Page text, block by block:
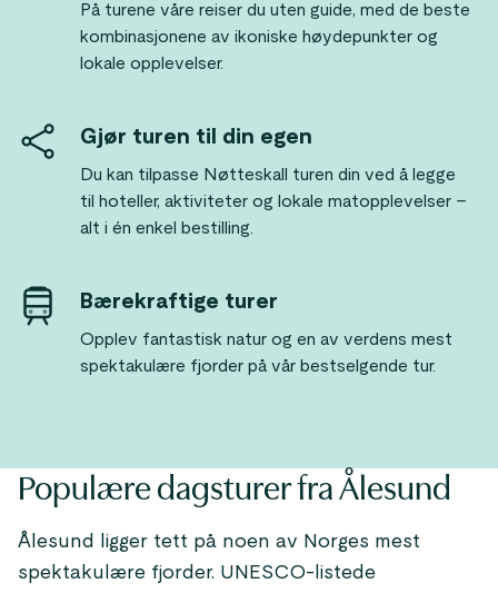
På turene våre reiser du uten guide, med de beste
kombinasjonene av ikoniske høydepunkter og
lokale opplevelser.
Gjør turen til din egen
Du kan tilpasse Nøtteskall turen din ved å legge
til hoteller, aktiviteter og lokale matopplevelser –
alt i én enkel bestilling.
Bærekraftige turer
Opplev fantastisk natur og en av verdens mest
spektakulære fjorder på vår bestselgende tur.
Populære dagsturer fra Ålesund
Ålesund ligger tett på noen av Norges mest
spektakulære fjorder. UNESCO-listede